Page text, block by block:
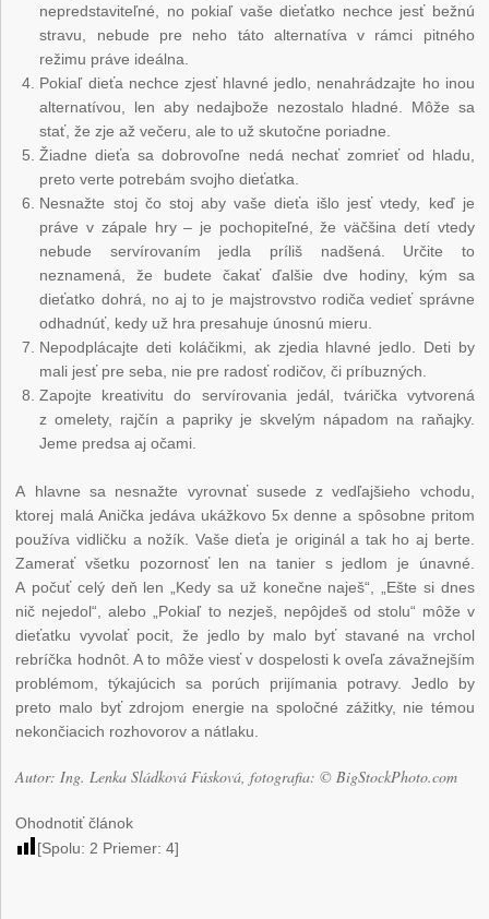
nepredstaviteľné, no pokiaľ vaše dieťatko nechce jesť bežnú
stravu, nebude pre neho táto alternatíva v rámci pitného
režimu práve ideálna.
Pokiaľ dieťa nechce zjesť hlavné jedlo, nenahrádzajte ho inou
alternatívou, len aby nedajbože nezostalo hladné. Môže sa
stať, že zje až večeru, ale to už skutočne poriadne.
Žiadne dieťa sa dobrovoľne nedá nechať zomrieť od hladu,
preto verte potrebám svojho dieťatka.
Nesnažte stoj čo stoj aby vaše dieťa išlo jesť vtedy, keď je
práve v zápale hry – je pochopiteľné, že väčšina detí vtedy
nebude servírovaním jedla príliš nadšená. Určite to
neznamená, že budete čakať ďalšie dve hodiny, kým sa
dieťatko dohrá, no aj to je majstrovstvo rodiča vedieť správne
odhadnúť, kedy už hra presahuje únosnú mieru.
Nepodplácajte deti koláčikmi, ak zjedia hlavné jedlo. Deti by
mali jesť pre seba, nie pre radosť rodičov, či príbuzných.
Zapojte kreativitu do servírovania jedál, tvárička vytvorená
z omelety, rajčín a papriky je skvelým nápadom na raňajky.
Jeme predsa aj očami.
A hlavne sa nesnažte vyrovnať susede z vedľajšieho vchodu,
ktorej malá Anička jedáva ukážkovo 5x denne a spôsobne pritom
používa vidličku a nožík. Vaše dieťa je originál a tak ho aj berte.
Zamerať všetku pozornosť len na tanier s jedlom je únavné.
A počuť celý deň len „Kedy sa už konečne naješ“, „Ešte si dnes
nič nejedol“, alebo „Pokiaľ to nezješ, nepôjdeš od stolu“ môže v
dieťatku vyvolať pocit, že jedlo by malo byť stavané na vrchol
rebríčka hodnôt. A to môže viesť v dospelosti k oveľa závažnejším
problémom, týkajúcich sa porúch prijímania potravy. Jedlo by
preto malo byť zdrojom energie na spoločné zážitky, nie témou
nekončiacich rozhovorov a nátlaku.
Autor: Ing. Lenka Sládková Fúsková, fotografia: © BigStockPhoto.com
Ohodnotiť článok
[Spolu: 2 Priemer:4]